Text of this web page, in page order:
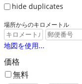
hide duplicates
場所からのキロメートル
地図を使用...
価格
無料